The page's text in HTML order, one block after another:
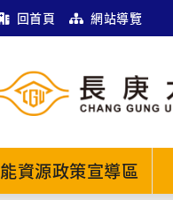
回首頁 網站導覽
能資源政策宣導區